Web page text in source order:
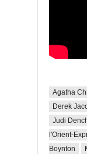
Agatha
Derek
Judi
l'Orient-
Boynton